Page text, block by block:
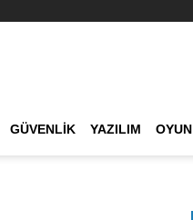
GÜVENLIK YAZILIM OYUN